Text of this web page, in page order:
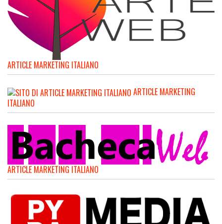
ARTICLE MARKETING ITALIANO
ARTICLE MARKETING
ITALIANO
ARTICLE MARKETING ITALIANO